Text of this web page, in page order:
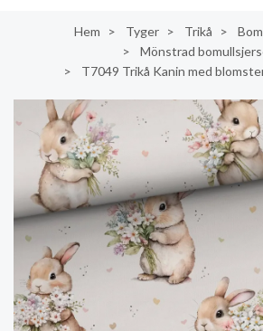
Hem Tyger Trikå
Mönstrad
T7049 Trikå Kanin med